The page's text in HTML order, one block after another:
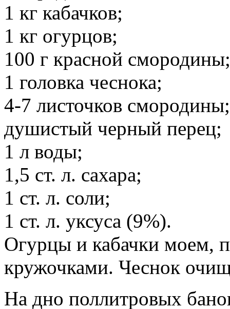
1 кг кабачков;
1 кг огурцов;
100 г красной смородины;
1 головка чеснока;
4-7 листочков смородины;
душистый черный перец;
1 л воды;
1,5 ст. л. сахара;
1 ст. л. соли;
1 ст. л. уксуса (9%).
Огурцы и кабачки моем,
кружочками. Чеснок
На дно поллитровых